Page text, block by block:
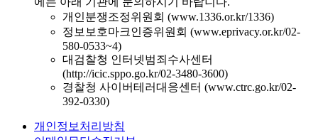
개인분쟁조정위원회 (www.1336.or.kr/1336)
정보보호마크인증위원회 (www.eprivacy.or.kr/02-
580-0533~4)
대검찰청 인터넷범죄수사센터
(http://icic.sppo.go.kr/02-3480-3600)
경찰청 사이버테러대응센터 (www.ctrc.go.kr/02-
392-0330)
개인정보처리방침